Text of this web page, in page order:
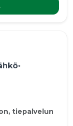
•
tiepalvelun